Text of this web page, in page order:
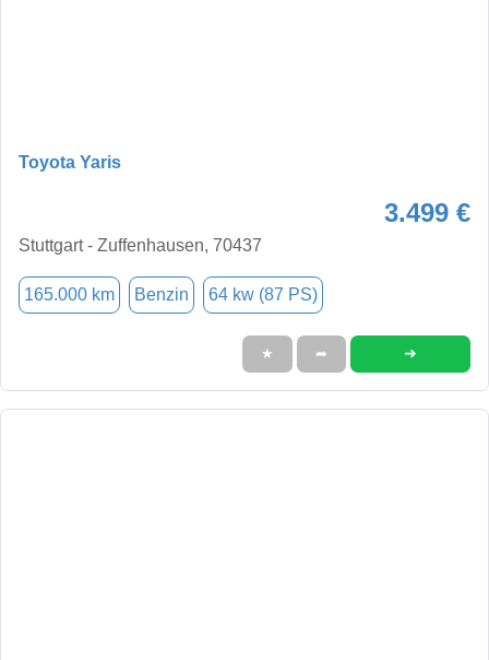
Toyota Yaris
3.499 €
Stuttgart - Zuffenhausen, 70437
165.000 km Benzin 64 kw (87 PS)
★ ➦ ➜